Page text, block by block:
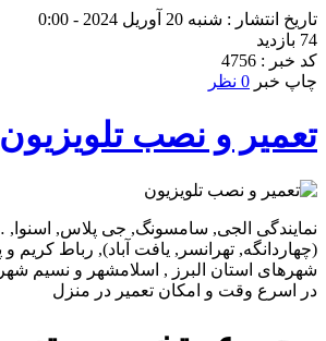
تاریخ انتشار : شنبه 20 آوریل 2024 - 0:00
74 بازدید
کد خبر : 4756
چاپ خبر 0 نظر
تعمیر و نصب تلویزیون
نمایندگی الجی, سامسونگ, جی پلاس,
(چهاردانگه, تهرانسر, یافت آباد), رباط کریم و
شهرهای استان البرز , اسلامشهر و نسیم
در اسرع وقت و امکان تعمیر در منزل